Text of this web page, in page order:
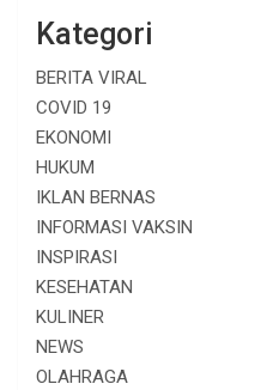
Kategori
BERITA VIRAL
COVID 19
EKONOMI
HUKUM
IKLAN BERNAS
INFORMASI VAKSIN
INSPIRASI
KESEHATAN
KULINER
NEWS
OLAHRAGA